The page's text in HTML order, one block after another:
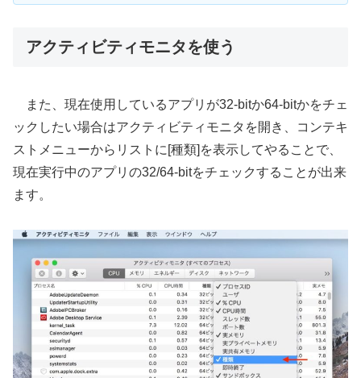
アクティビティモニタを使う
また、現在使用しているアプリが32-bitか64-bitかをチェ
ックしたい場合はアクティビティモニタを開き、コンテキ
ストメニューからリストに[種類]を表示してやることで、
現在実行中のアプリの32/64-bitをチェックすることが出来
ます。